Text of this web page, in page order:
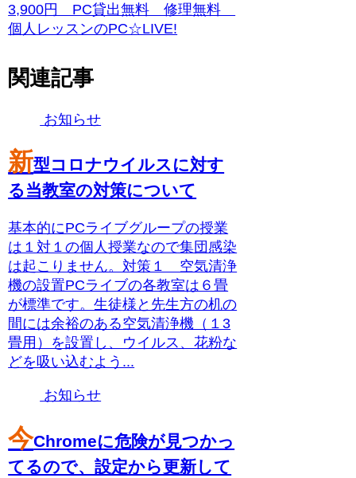
3,900円 PC貸出無料 修理無料
個人レッスンのPC☆LIVE!
関連記事
お知らせ
新型コロナウイルスに対す
る当教室の対策について
基本的にPCライブグループの授業
は１対１の個人授業なので集団感染
は起こりません。対策１ 空気清浄
機の設置PCライブの各教室は６畳
が標準です。生徒様と先生方の机の
間には余裕のある空気清浄機（１3
畳用）を設置し、ウイルス、花粉な
どを吸い込むよう...
お知らせ
今Chromeに危険が見つかっ
てるので、設定から更新して